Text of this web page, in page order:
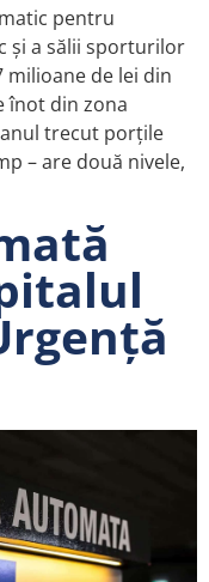
pentru
și a sălii sporturilor
milioane de lei din
înot din zona
trecut porțile
– are două nivele,